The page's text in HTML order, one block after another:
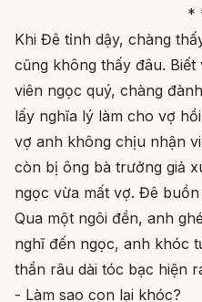
*
Khi Đê tỉnh dậy, chàng
cũng không thấy đâu.
viên ngọc quý, chàng
lấy nghĩa lý làm cho vợ
vợ anh không chịu nhận
còn bị ông bà trưởng giả
ngọc vừa mất vợ. Đê
Qua một ngôi đền, anh
nghĩ đến ngọc, anh khóc
thần râu dài tóc bạc hiện
- Làm sao con lại khóc?